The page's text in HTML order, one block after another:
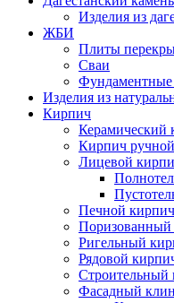
Изделия из
ЖБИ
Плиты
Сваи
Фундаментные
Изделия из
Кирпич
Керамический
Кирпич
Лицевой
Печной кирпич
Поризованный
Ригельный
Рядовой
Строительный
Фасадный